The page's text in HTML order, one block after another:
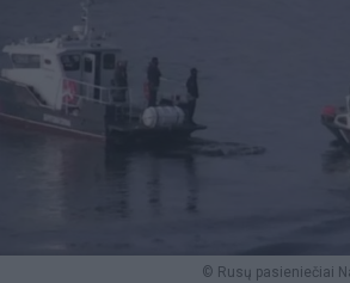
© Rusų pasieniečiai